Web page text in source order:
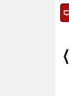
⟨